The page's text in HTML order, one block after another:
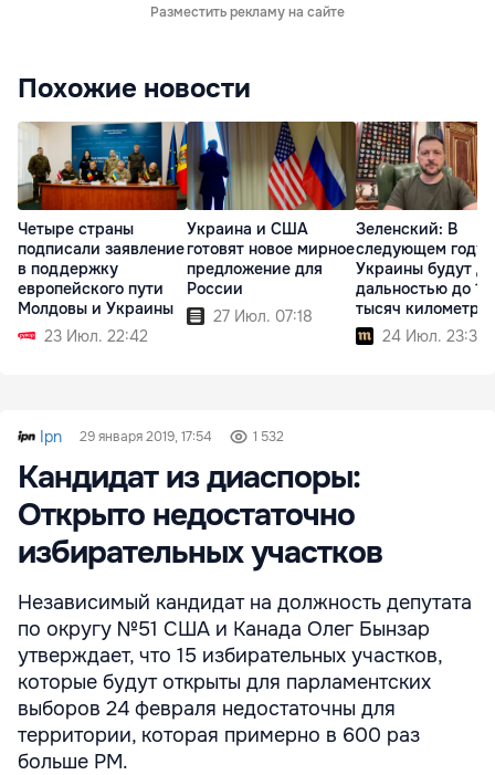
Разместить рекламу на сайте
Похожие новости
Четыре страны
подписали заявление
в поддержку
европейского пути
Молдовы и Украины
23 Июл. 22:42
Украина и США
готовят новое мирное
предложение для
России
27 Июл. 07:18
Зеленский: В
следующем году
Украины будут
дальностью до 10
тысяч
24 Июл. 23:35
Ipn 29 января 2019, 17:54 1 532
Кандидат из диаспоры:
Открыто недостаточно
избирательных участков
Независимый кандидат на должность депутата
по округу №51 США и Канада Олег Бынзар
утверждает, что 15 избирательных участков,
которые будут открыты для парламентских
выборов 24 февраля недостаточны для
территории, которая примерно в 600 раз
больше РМ.